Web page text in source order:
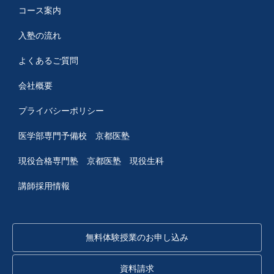
コース案内
入塾の流れ
よくあるご質問
会社概要
プライバシーポリシー
医学部専門予備校 京都医塾
現役合格専門塾 京都医塾 現役生科
講師採用情報
無料体験授業のお申し込み
資料請求